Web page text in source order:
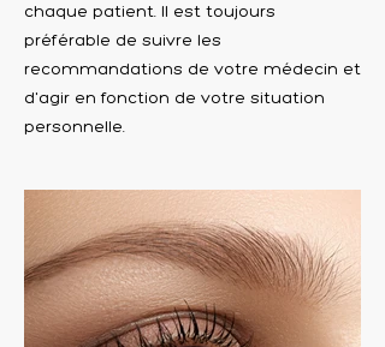
chaque patient. Il est toujours
préférable de suivre les
recommandations de votre médecin et
d'agir en fonction de votre situation
personnelle.